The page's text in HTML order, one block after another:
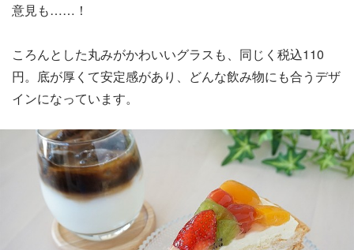
意見も……！
ころんとした丸みがかわいいグラスも、同じく税込110
円。底が厚くて安定感があり、どんな飲み物にも合うデザ
インになっています。